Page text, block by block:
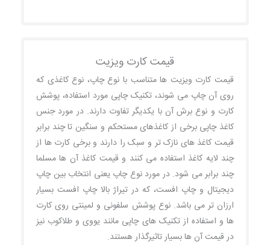
قیمت کارت ویزیت
قیمت کارت ویزیت ها متناسب با نوع چاپ، نوع کاغذی که
روی آن چاپ می شوند، تکنیک چاپی مورد استفاده، پوشش
کارت و نوع برش آن با یکدیگر تفاوت دارند. در مورد جنس
کاغذ چاپی برخی از کاغذهای مستحکم و سنگین تا چند برابر
قیمت کاغذ های نازک تر و سبک را دارند و برخی کارت ها از
چند لایه کاغذ استفاده می کنند و قیمت کاغذ آن ها مسلما
چند برابر می شود. در مورد نوع چاپ یعنی انتخاب بین چاپ
دیجیتال و چاپ افست، که در تیراژ بالا چاپ افست بسیار
ارزان تر می باشد. نوع پوشش سلفونی و لمینتی روی کارت
ها و استفاده از تکنیک های چاپی مانند یووی و طلاکوب نیز
در قیمت آن ها بسیار تاثیرگذار هستند.